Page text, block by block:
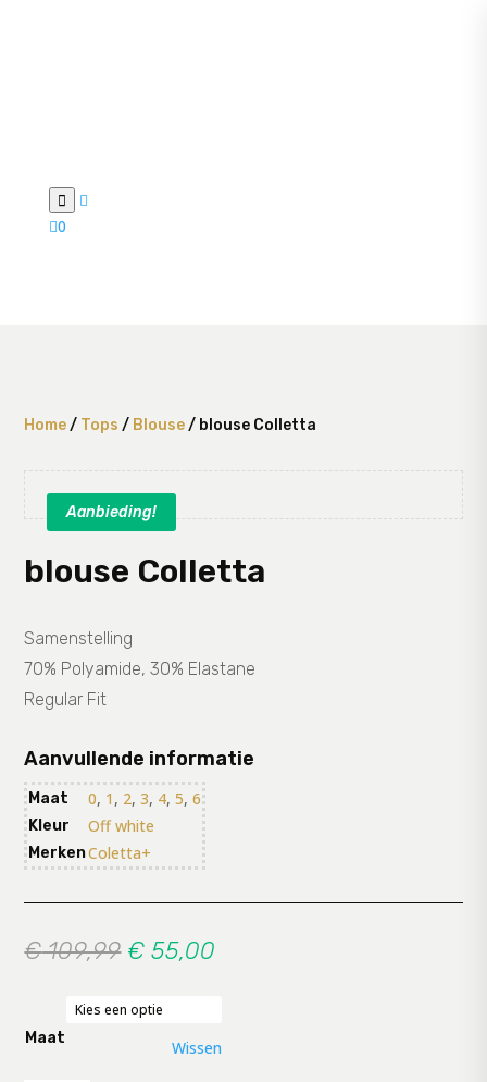


0
Home/ Tops / Blouse/ blouse Colletta
Aanbieding!
blouse Colletta
Samenstelling
70% Polyamide, 30% Elastane
Regular Fit
Aanvullende informatie
Maat 0, 1 , 2,3, 4,5,6
Kleur Off white
MerkenColetta+
€109,99 Oorspronkelijke
was:
€ 109,99.
€ 55,00
Maat Wissen